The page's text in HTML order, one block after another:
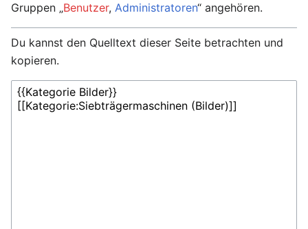
Gruppen „Benutzer, Administratoren“ angehören.
Du kannst den Quelltext dieser Seite betrachten und
kopieren.